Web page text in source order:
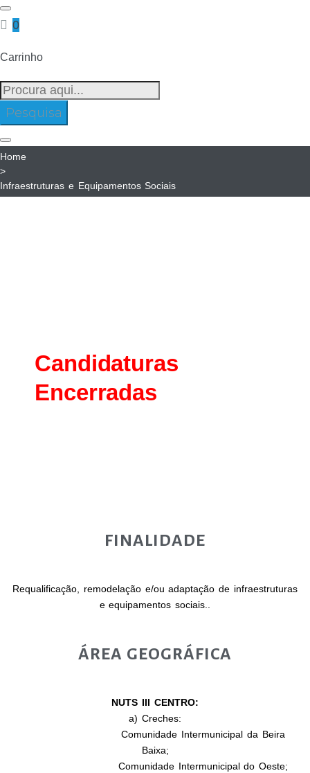
0
Carrinho
Pesquisa
para:
Pesquisa
Home
>
Infraestruturas e Equipamentos Sociais
Candidaturas
Encerradas
FINALIDADE
Requalificação, remodelação e/ou adaptaçãode infraestruturas
e equipamentos sociais..
ÁREA GEOGRÁFICA
NUTS III CENTRO:
a) Creches:
Comunidade Intermunicipal da Beira
Baixa;
Comunidade Intermunicipal do Oeste;